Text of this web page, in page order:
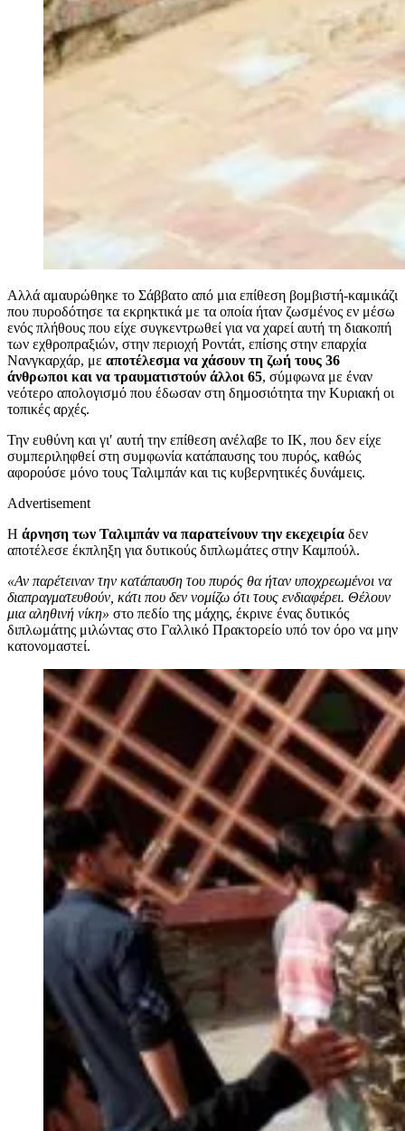
Αλλά αμαυρώθηκε το Σάββατο από μια επίθεση βομβιστή-καμικάζι
που πυροδότησε τα εκρηκτικά με τα οποία ήταν ζωσμένος εν μέσω
ενός πλήθους που είχε συγκεντρωθεί για να χαρεί αυτή τη διακοπή
των εχθροπραξιών, στην περιοχή Ροντάτ, επίσης στην επαρχία
Νανγκαρχάρ, με αποτέλεσμα να χάσουν τη ζωή τους 36
άνθρωποι και να τραυματιστούν άλλοι 65, σύμφωνα με έναν
νεότερο απολογισμό που έδωσαν στη δημοσιότητα την Κυριακή οι
τοπικές αρχές.
Την ευθύνη και γι′ αυτή την επίθεση ανέλαβε το ΙΚ, που δεν είχε
συμπεριληφθεί στη συμφωνία κατάπαυσης του πυρός, καθώς
αφορούσε μόνο τους Ταλιμπάν και τις κυβερνητικές δυνάμεις.
Advertisement
Η άρνηση των Ταλιμπάν να παρατείνουν την εκεχειρία δεν
αποτέλεσε έκπληξη για δυτικούς διπλωμάτες στην Καμπούλ.
«Αν παρέτειναν την κατάπαυση του πυρός θα ήταν υποχρεωμένοι να
διαπραγματευθούν, κάτι που δεν νομίζω ότι τους ενδιαφέρει. Θέλουν
μια αληθινή νίκη» στο πεδίο της μάχης, έκρινε ένας δυτικός
διπλωμάτης μιλώντας στο Γαλλικό Πρακτορείο υπό τον όρο να μην
κατονομαστεί.